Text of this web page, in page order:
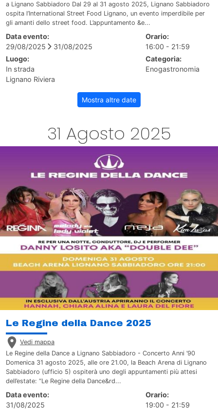
a Lignano Sabbiadoro Dal 29 al 31 agosto 2025, Lignano Sabbiadoro
ospita l’International Street Food Lignano, un evento imperdibile per
gli amanti dello street food. L’appuntamento &e...
Data evento:
29/08/2025
31/08/2025
Orario:
16:00 - 21:59
Luogo:
In strada
Lignano Riviera
Categoria:
Enogastronomia
Mostra altre date
31 Agosto 2025
Le Regine della Dance 2025
Vedi mappa
Le Regine della Dance a Lignano Sabbiadoro - Concerto Anni ’90
Domenica 31 agosto 2025, alle ore 21.00, la Beach Arena di Lignano
Sabbiadoro (ufficio 5) ospiterà uno degli appuntamenti più attesi
dell’estate: “Le Regine della Dance&rd...
Data evento:
31/08/2025
Orario:
19:00 - 21:59